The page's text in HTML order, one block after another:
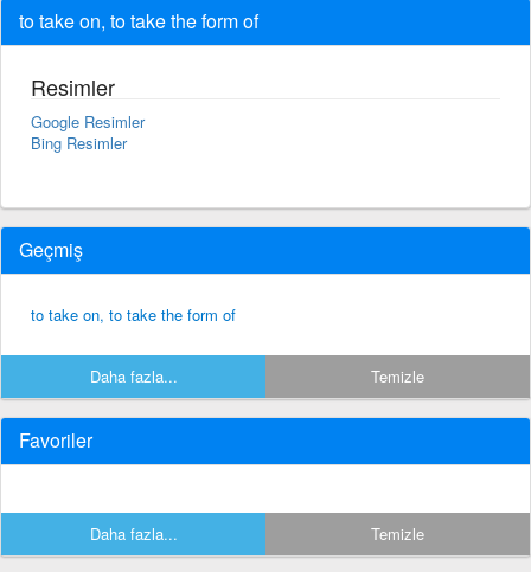
to take on, to take the form of
Resimler
Google Resimler
Bing Resimler
Geçmiş
to take on, to take the form of
Daha fazla... Temizle
Favoriler
Daha fazla... Temizle